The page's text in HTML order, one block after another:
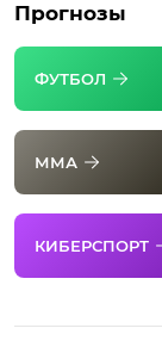
Прогнозы
ФУТБОЛ
ММА
КИБЕРСПОРТ